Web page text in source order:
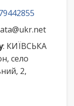
: КИЇВСЬКА
село
2,